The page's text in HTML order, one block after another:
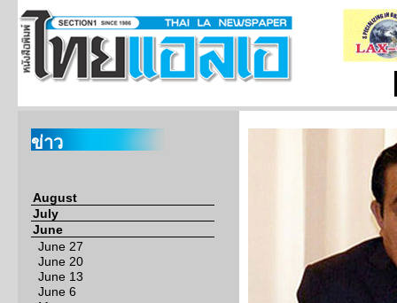
ข่าว
August
July
June
June 27
June 20
June 13
June 6